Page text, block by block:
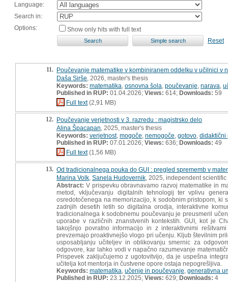
Language:
Search in:
Options:
Show only hits with full text
Reset
11. Poučevanje matematike v kombiniranem oddelku v učilnici v
Daša Sirše , 2026, master's thesis
Keywords: matematika osnovna šola poučevanje narava
Published in RUP: 01.04.2026; Views: 614; Downloads: 59
Full text(2,91 MB)
12. Poučevanje verjetnosti v 3. razredu : magistrsko delo
Alina Špacapan , 2025, master's thesis
Keywords: verjetnost, mogoče nemogoče gotovo didaktični
Published in RUP: 07.01.2026; Views: 636; Downloads: 49
Full text(1,56 MB)
13. Od tradicionalnega pouka do GUI : pregled sprememb v
Marina Volk Sanela Hudovernik , 2025, independent
Abstract: V prispevku obravnavamo razvoj matematike in
metod, vključevanju digitalnih tehnologij ter vplivu
osredotočenega na memorizacijo, k sodobnim pristopom,
zadnjih desetih letih so digitalna orodja, interaktivne
tradicionalnega k sodobnemu poučevanju je preusmeril
uporabe v različnih znanstvenih kontekstih. GUI, kot je
takojšnjo povratno informacijo in z interaktivnimi
prevzemajo proaktivnejšo vlogo pri učenju. Kljub številnim
usposabljanju učiteljev in oblikovanju smernic za
odgovore, kar lahko vodi v napačno razumevanje
Prispevek zaključujemo z ugotovitvijo, da je uspešna
učitelja kot mentorja in čustvene opore ostaja nepogrešljiva.
Keywords: matematika učenje in poučevanje generativna
Published in RUP: 23.12.2025; Views: 629; Downloads: 4